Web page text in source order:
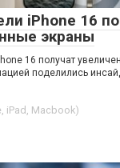
iPhone 16
экраны
16 получат
поделились
iPad, Macbook)